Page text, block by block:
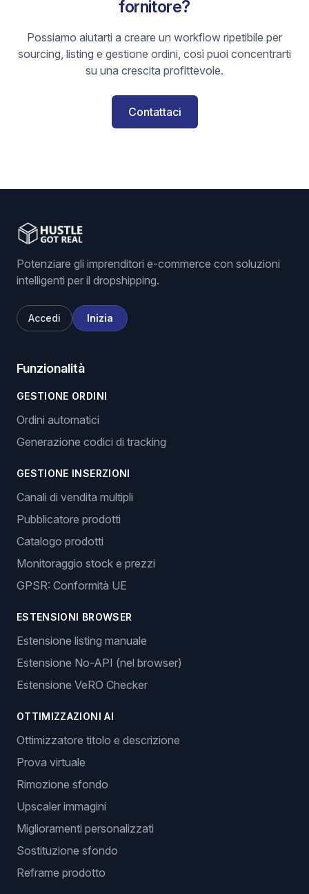
fornitore?
Possiamo aiutarti a creare un workflow ripetibile per
sourcing, listing e gestione ordini, così puoi concentrarti
su una crescita profittevole.
Contattaci
Potenziare gli imprenditori e-commerce con soluzioni
intelligenti per il dropshipping.
Accedi Inizia
Funzionalità
GESTIONE ORDINI
Ordini automatici
Generazione codici di tracking
GESTIONE INSERZIONI
Canali di vendita multipli
Pubblicatore prodotti
Catalogo prodotti
Monitoraggio stock e prezzi
GPSR: Conformità UE
ESTENSIONI BROWSER
Estensione listing manuale
Estensione No-API (nel browser)
Estensione VeRO Checker
OTTIMIZZAZIONI AI
Ottimizzatore titolo e descrizione
Prova virtuale
Rimozione sfondo
Upscaler immagini
Miglioramenti personalizzati
Sostituzione sfondo
Reframe prodotto